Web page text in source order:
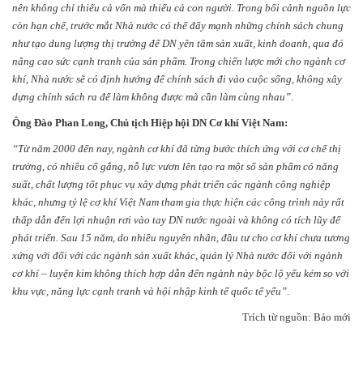
nên không chỉ thiếu cả vốn mà thiếu cả con người. Trong bối cảnh nguồn lực
còn hạn chế, trước mắt Nhà nước có thể đẩy mạnh những chính sách chung
như tạo dung lượng thị trường để DN yên tâm sản xuất, kinh doanh, qua đó
nâng cao sức cạnh tranh của sản phẩm. Trong chiến lược mới cho ngành cơ
khí, Nhà nước sẽ có định hướng để chính sách đi vào cuộc sống, không xây
dựng chính sách ra để làm không được mà cần làm cùng nhau”
Ông Đào Phan Long, Chủ tịch Hiệp hội DN Cơ khí Việt Nam:
“Từ năm 2000 đến nay, ngành cơ khí đã từng bước thích ứng với cơ chế thị
trường, có nhiều cố gắng, nỗ lực vươn lên tạo ra một số sản phẩm có năng
suất, chất lượng tốt phục vụ xây dựng phát triển các ngành công nghiệp
khác, nhưng tỷ lệ cơ khí Việt Nam tham gia thực hiện các công trình này rất
thấp dẫn đến lợi nhuận rơi vào tay DN nước ngoài và không có tích lũy để
phát triển. Sau 15 năm, do nhiều nguyên nhân, đầu tư cho cơ khí chưa tương
xứng với đối với các ngành sản xuất khác, quản lý Nhà nước đối với ngành
cơ khí – luyện kim không thích hợp dẫn đến ngành này bộc lộ yếu kém so với
khu vực, năng lực cạnh tranh và hội nhập kinh tế quốc tế yếu”
Trích từ nguồn: Báo mới